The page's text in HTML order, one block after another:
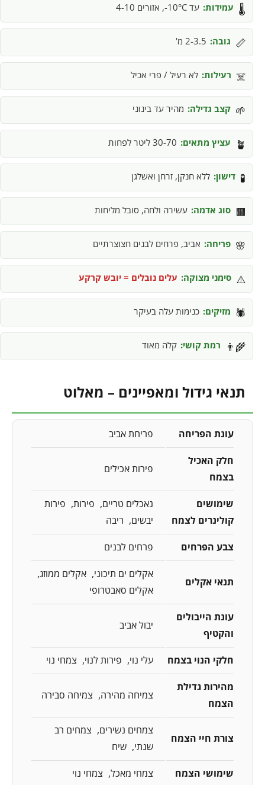
🌡️ עמידות: עד 10°C-, אזורים 4-10
📏 גובה: 2-3.5 מ'
☠️ רעילות: לא רעיל / פרי אכיל
🌱 קצב גדילה: מהיר עד בינוני
🪴 עציץ מתאים: 30-70 ליטר לפחות
🧪 דישון: ללא חנקן, זרחן ואשלגן
🟫 סוג אדמה: עשירה ולחה, סובל מליחות
🌸 פריחה: אביב, פרחים לבנים חצוצרתיים
⚠️ סימני מצוקה: עלים נובלים = יובש קרקע
🕷️ מזיקים: כנימות עלה בעיקר
👨‍🌾 רמת קושי: קלה מאוד
תנאי גידול ומאפיינים – מאלוט
עונת הפריחה פריחת אביב
חלק האכיל
בצמח
פירות אכילים
שימושים
קולינרים לצמח
נאכלים טריים פירות
פירות
יבשים
ריבה
צבע הפרחים פרחים לבנים
תנאי אקלים
אקלים ים תיכוני
אקלים ממוזג
אקלים סאבטרופי
עונת הייבולים
והקטיף
יבול אביב
חלקי הנוי בצמח עלי נוי פירות לנוי צמחי נוי
מהירות גדילת
הצמח
צמיחה מהירה צמיחה סבירה
צורת חיי הצמח
צמחים נשירים
צמחים רב
שנתי
שיח
שימושי הצמח צמחי מאכל צמחי נוי